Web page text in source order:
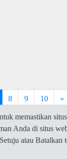
8 9 10 »
memastikan
Anda di situs
atau Batalkan
-Privacy Policy